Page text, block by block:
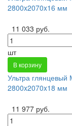
2800x2070x16 мм
11 033 руб.
шт
В корзину
Ультра
2800x2070x18 мм
11 977 руб.